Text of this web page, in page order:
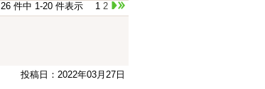
26 件中 1-20 件表示 1 2
投稿日：2022年03月27日